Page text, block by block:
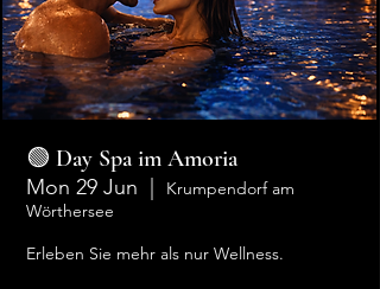
🟢 Day Spa im Amoria
Mon 29 Jun
Krumpendorf am
Wörthersee
Erleben Sie mehr als nur Wellness.